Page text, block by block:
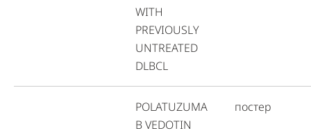
WITH
PREVIOUSLY
UNTREATED
DLBCL
POLATUZUMA
B VEDOTIN
постер